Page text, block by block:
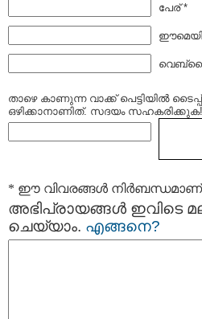
പേര് *
താഴെ കാണുന്ന വാക്ക് പെട്ടിയില്‍
ഒഴിക്കാനാണിത്. സദയം സഹകരിക്കുക!
* ഈ വിവരങ്ങള്‍ നിര്‍ബന്ധമാണ്
അഭിപ്രായങ്ങള്‍ ഇവിടെ
ചെയ്യാം. എങ്ങനെ?